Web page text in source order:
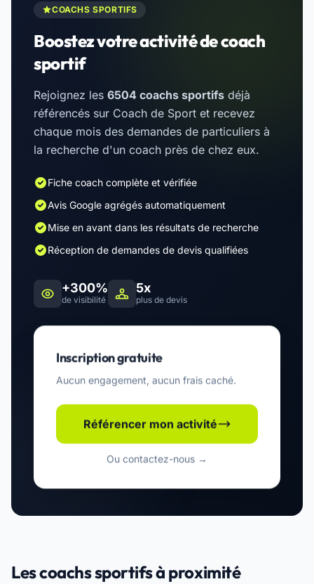
COACHS SPORTIFS
Boostez votre activité de coach
sportif
Rejoignez les 6504 coachs sportifs déjà
référencés sur Coach de Sport et recevez
chaque mois des demandes de particuliers à
la recherche d'un coach près de chez eux.
Fiche coach complète et vérifiée
Avis Google agrégés automatiquement
Mise en avant dans les résultats de recherche
Réception de demandes de devis qualifiées
+300%
de visibilité
5x
plus de devis
Inscription gratuite
Aucun engagement, aucun frais caché.
Référencer mon activité
Ou contactez-nous →
Les coachs sportifs à proximité